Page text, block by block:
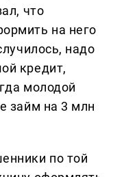
что
на него
надо
кредит,
молодой
займ на 3 млн
по той